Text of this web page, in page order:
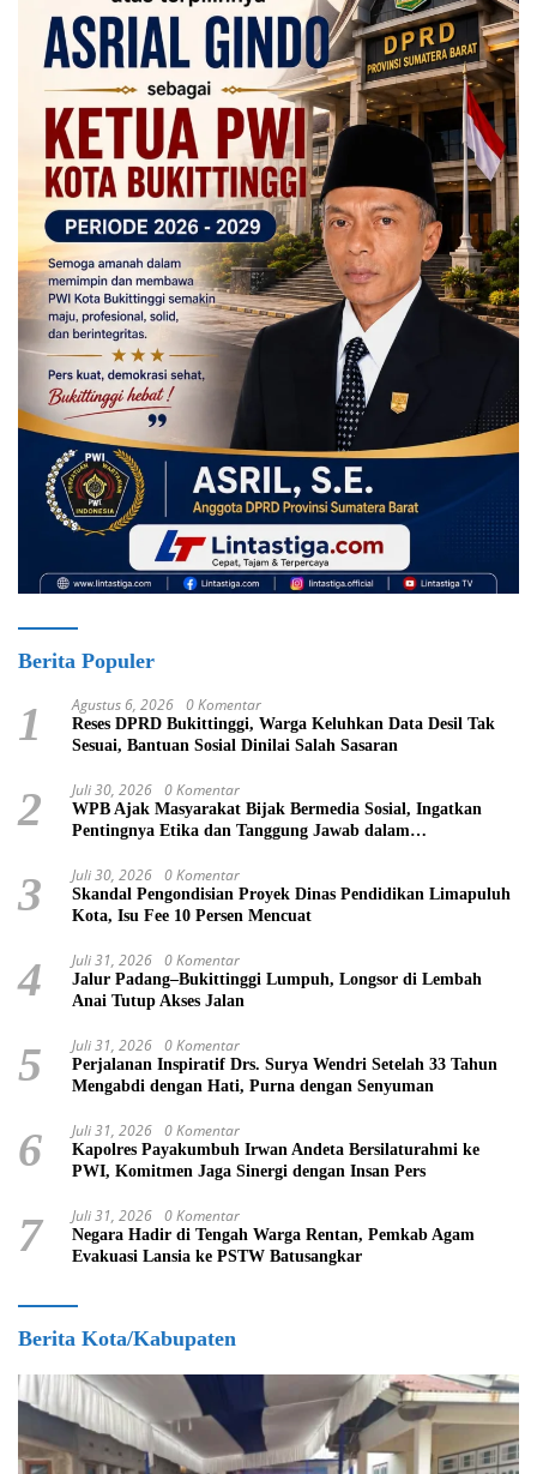
Berita Populer
1 Agustus 6, 2026 0 Komentar
Reses DPRD Bukittinggi, Warga Keluhkan Data Desil Tak
Sesuai, Bantuan Sosial Dinilai Salah Sasaran
2 Juli 30, 2026 0 Komentar
WPB Ajak Masyarakat Bijak Bermedia Sosial, Ingatkan
Pentingnya Etika dan Tanggung Jawab dalam
3 Juli 30, 2026 0 Komentar
Skandal Pengondisian Proyek Dinas Pendidikan Limapuluh
Kota, Isu Fee 10 Persen Mencuat
4 Juli 31, 2026 0 Komentar
Jalur Padang–Bukittinggi Lumpuh, Longsor di Lembah
Anai Tutup Akses Jalan
5 Juli 31, 2026 0 Komentar
Perjalanan Inspiratif Drs. Surya Wendri Setelah 33 Tahun
Mengabdi dengan Hati, Purna dengan Senyuman
6 Juli 31, 2026 0 Komentar
Kapolres Payakumbuh Irwan Andeta Bersilaturahmi ke
PWI, Komitmen Jaga Sinergi dengan Insan Pers
7 Juli 31, 2026 0 Komentar
Negara Hadir di Tengah Warga Rentan, Pemkab Agam
Evakuasi Lansia ke PSTW Batusangkar
Berita Kota/Kabupaten